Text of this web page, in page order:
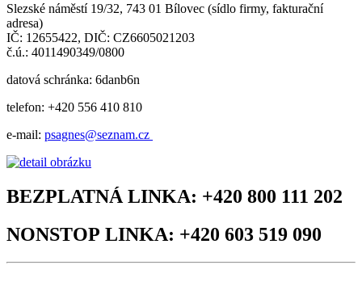
Slezské náměstí 19/32, 743 01 Bílovec (sídlo firmy, fakturační
adresa)
IČ: 12655422, DIČ: CZ6605021203
č.ú.: 4011490349/0800
datová schránka: 6danb6n
telefon: +420 556 410 810
e-mail: psagnes@seznam.cz
BEZPLATNÁ LINKA: +420 800 111 202
NONSTOP LINKA: +420 603 519 090